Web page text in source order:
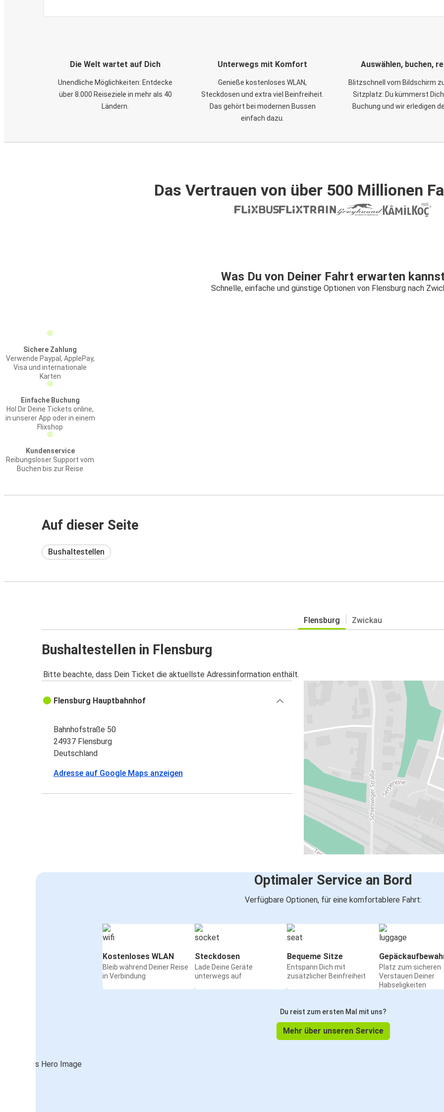
Die Welt wartet auf Dich
Unendliche Möglichkeiten: Entdecke
über 8.000 Reiseziele in mehr als 40
Ländern.
Unterwegs mit Komfort
Genieße kostenloses WLAN,
Steckdosen und extra viel Beinfreiheit.
Das gehört bei modernen Bussen
einfach dazu.
Auswählen, buchen,
Blitzschnell vom Bildschirm
Sitzplatz: Du kümmerst
Buchung und wir erledigen
Das Vertrauen von über 500 Millionen
Was Du von Deiner Fahrt erwarten kannst
Schnelle, einfache und günstige Optionen von Flensburg nach
Sichere Zahlung
Verwende Paypal, ApplePay,
Visa und internationale
Karten
Einfache Buchung
Hol Dir Deine Tickets online,
in unserer App oder in einem
Flixshop
Kundenservice
Reibungsloser Support vom
Buchen bis zur Reise
Auf dieser Seite
Bushaltestellen
Flensburg Zwickau
Bushaltestellen in Flensburg
Bitte beachte, dass Dein Ticket die aktuellste Adressinformation enthält.
Flensburg Hauptbahnhof
Bahnhofstraße 50
24937 Flensburg
Deutschland
Adresse auf Google Maps anzeigen
Optimaler Service an Bord
Verfügbare Optionen, für eine komfortablere Fahrt:
Kostenloses WLAN
Bleib während Deiner Reise
in Verbindung
Steckdosen
Lade Deine Geräte
unterwegs auf
Bequeme Sitze
Entspann Dich mit
zusätzlicher Beinfreiheit
Platz zum sicheren
Verstauen Deiner
Habseligkeiten
Du reist zum ersten Mal mit uns?
Mehr über unseren Service